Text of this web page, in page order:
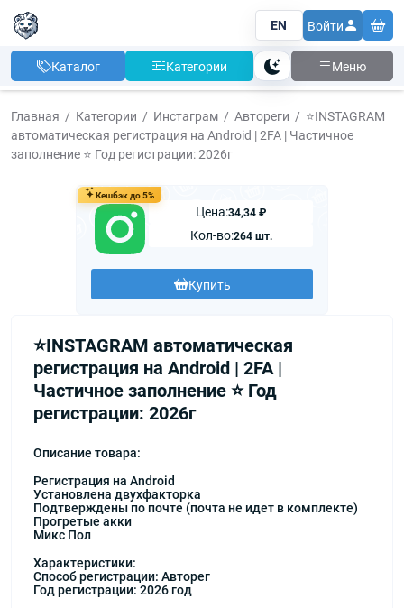
EN Войти
Каталог Категории Тема Меню
Главная Категории Инстаграм Автореги
⭐INSTAGRAM
автоматическая регистрация на Android | 2FA | Частичное
заполнение ⭐ Год регистрации: 2026г
Кешбэк до 5%
Цена:34,34 ₽
Кол-во:264 шт.
Купить
⭐INSTAGRAM автоматическая
регистрация на Android | 2FA |
Частичное заполнение ⭐ Год
регистрации: 2026г
Описание товара:
Регистрация на Android
Установлена двухфакторка
Подтверждены по почте (почта не идет в комплекте)
Прогретые акки
Микс Пол
Характеристики:
Способ регистрации: Авторег
Год регистрации: 2026 год